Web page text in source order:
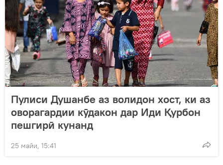
Пулиси Душанбе аз волидон хост, ки аз
оворагардии кӯдакон дар Иди Қурбон
пешгирӣ кунанд
25 майи, 15:41